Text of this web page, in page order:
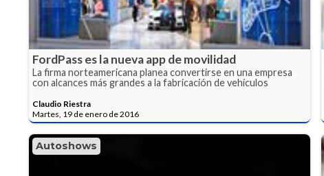
FordPass es la nueva app de movilidad
La firma norteamericana planea convertirse en una empresa
con alcances más grandes a la fabricación de vehículos
Claudio Riestra
Martes, 19 de enero de 2016
Autoshows